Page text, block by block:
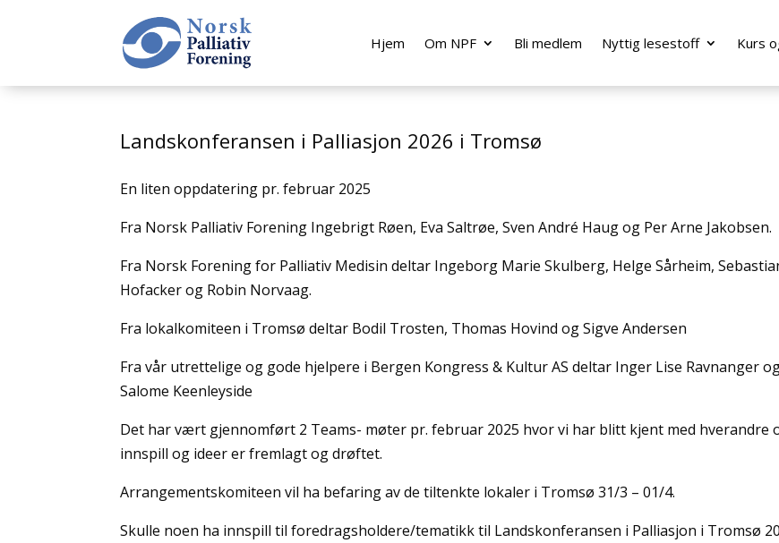
Hjem Om NPF Bli medlem Nyttig lesestoff Kurs
Landskonferansen i Palliasjon 2026 i Tromsø
En liten oppdatering pr. februar 2025
Fra Norsk Palliativ Forening Ingebrigt Røen, Eva Saltrøe, Sven André Haug og Per Arne Jakobsen.
Fra Norsk Forening for Palliativ Medisin deltar Ingeborg Marie Skulberg, Helge Sårheim,
Hofacker og Robin Norvaag.
Fra lokalkomiteen i Tromsø deltar Bodil Trosten, Thomas Hovind og Sigve Andersen
Fra vår utrettelige og gode hjelpere i Bergen Kongress & Kultur AS deltar Inger Lise Ravnanger
Salome Keenleyside
Det har vært gjennomført 2 Teams- møter pr. februar 2025 hvor vi har blitt kjent med hverandre
innspill og ideer er fremlagt og drøftet.
Arrangementskomiteen vil ha befaring av de tiltenkte lokaler i Tromsø 31/3 – 01/4.
Skulle noen ha innspill til foredragsholdere/tematikk til Landskonferansen i Palliasjon i Tromsø